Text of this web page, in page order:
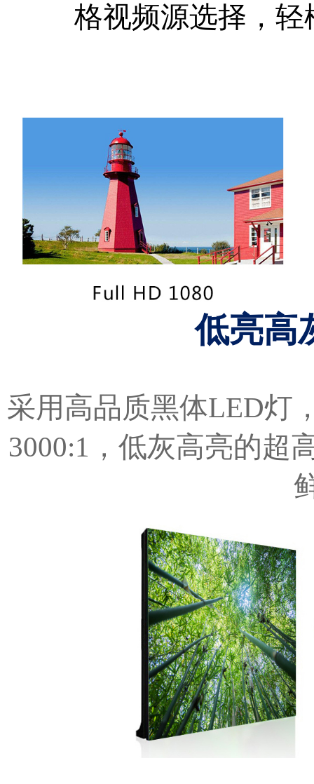
格视频源选择，
低亮高
采用高品质黑体LED灯
3000:1，低灰高亮的超